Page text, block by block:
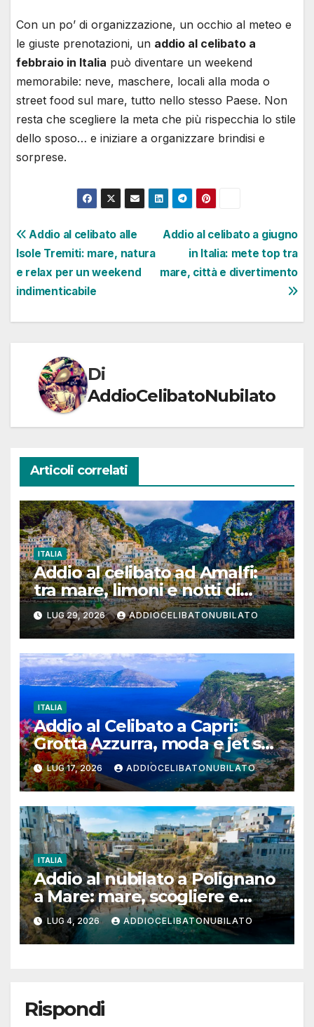
Con un po’ di organizzazione, un occhio al meteo e
le giuste prenotazioni, un addio al celibato a
febbraio in Italia può diventare un weekend
memorabile: neve, maschere, locali alla moda o
street food sul mare, tutto nello stesso Paese. Non
resta che scegliere la meta che più rispecchia lo stile
dello sposo… e iniziare a organizzare brindisi e
sorprese.
Navigazione
articoli
Addio al celibato a giugno
in Italia: mete top tra
mare, città e divertimento
Addio al celibato alle
Isole Tremiti: mare, natura
e relax per un weekend
indimenticabile
Di
AddioCelibatoNubilato
Articoli correlati
ITALIA
Addio al celibato ad Amalfi:
tra mare, limoni e notti di
festa in Costiera Amalfitana
LUG 29, 2026 ADDIOCELIBATONUBILATO
ITALIA
Addio al Celibato a Capri:
Grotta Azzurra, moda e jet set
per un weekend da ricordare
LUG 17, 2026 ADDIOCELIBATONUBILATO
ITALIA
Addio al nubilato a Polignano
a Mare: mare, scogliere e
poesia per un weekend tra
amiche
LUG 4, 2026 ADDIOCELIBATONUBILATO
Rispondi